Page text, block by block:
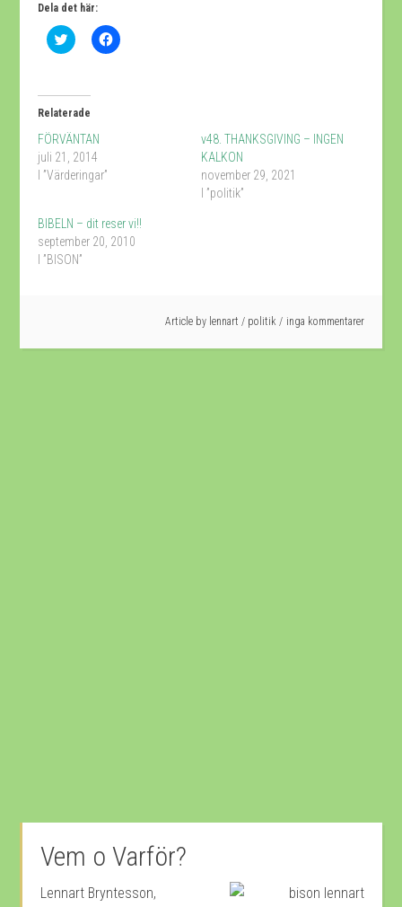
Dela det här:
Klicka
för
Twitter
(Öppnas
i
ett
nytt
fönster)
Klicka
för
Relaterade
FÖRVÄNTAN
juli 21, 2014
I ”Värderingar”
v48. THANKSGIVING – INGEN
KALKON
november 29, 2021
I ”politik”
BIBELN – dit reser vi!!
september 20, 2010
I ”BISON”
Article by lennart / politik inga kommentarer
Vem o Varför?
Lennart Bryntesson,